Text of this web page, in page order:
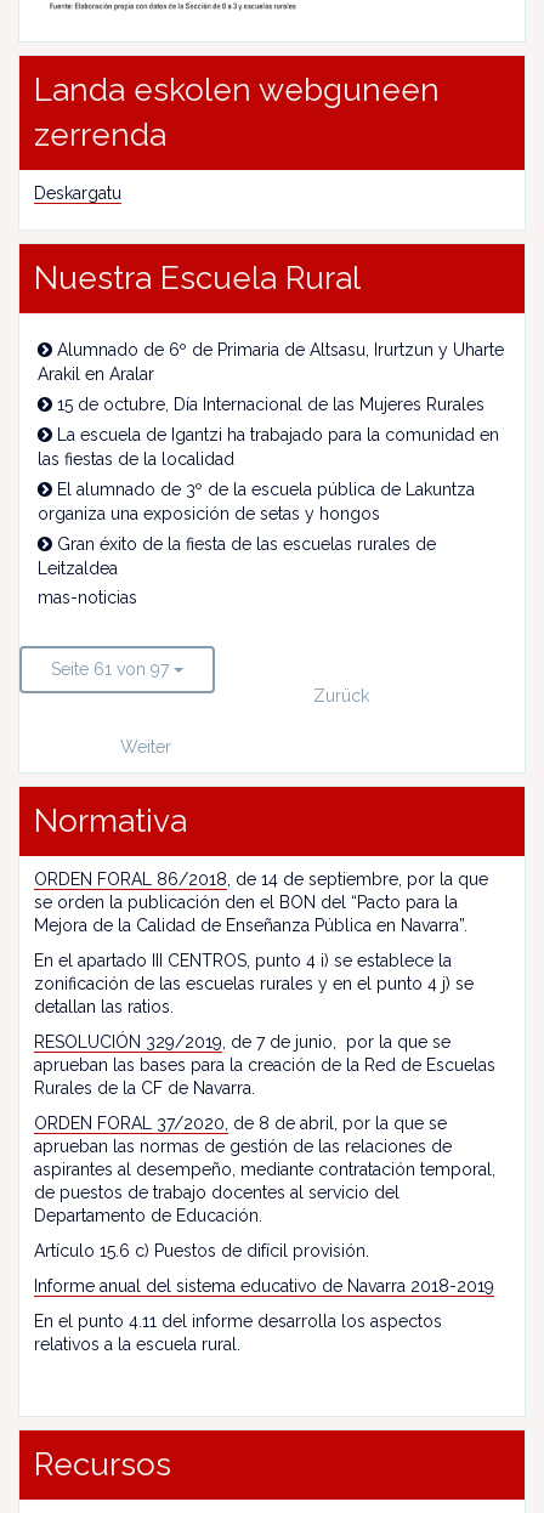
Landa eskolen webguneen
zerrenda
Deskargatu
Nuestra Escuela Rural
Alumnado de 6º de Primaria de Altsasu, Irurtzun y Uharte
Arakil en Aralar
15 de octubre, Día Internacional de las Mujeres Rurales
La escuela de Igantzi ha trabajado para la comunidad en
las fiestas de la localidad
El alumnado de 3º de la escuela pública de Lakuntza
organiza una exposición de setas y hongos
Gran éxito de la fiesta de las escuelas rurales de
Leitzaldea
mas-noticias
Seite 61 von 97
Zurück
Weiter
Normativa
ORDEN FORAL 86/2018 , de 14 de septiembre, por la que
se orden la publicación den el BON del “Pacto para la
Mejora de la Calidad de Enseñanza Pública en Navarra”.
En el apartado III CENTROS, punto 4 i) se establece la
zonificación de las escuelas rurales y en el punto 4 j) se
detallan las ratios.
RESOLUCIÓN 329/2019 , de 7 de junio, por la que se
aprueban las bases para la creación de la Red de Escuelas
Rurales de la CF de Navarra.
ORDEN FORAL 37/2020, de 8 de abril, por la que se
aprueban las normas de gestión de las relaciones de
aspirantes al desempeño, mediante contratación temporal,
de puestos de trabajo docentes al servicio del
Departamento de Educación.
Artículo 15.6 c) Puestos de difícil provisión.
Informe anual del sistema educativo de Navarra 2018-2019
En el punto 4.11 del informe desarrolla los aspectos
relativos a la escuela rural.
Recursos